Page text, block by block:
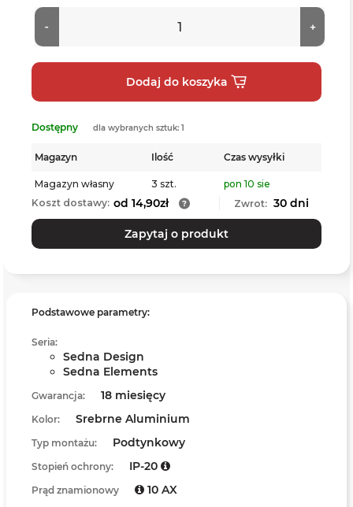
Dostępny dla wybranych sztuk: 1
Magazyn Ilość Czas wysyłki
Magazyn własny 3 szt.
pon 10 sie
Koszt dostawy: od 14,90zł Zwrot: 30 dni
Zapytaj o produkt
Podstawowe parametry:
Seria:
Sedna Design
Sedna Elements
Gwarancja: 18 miesięcy
Kolor: Srebrne Aluminium
Typ montażu: Podtynkowy
Stopień ochrony: IP-20
Prąd znamionowy 10 AX